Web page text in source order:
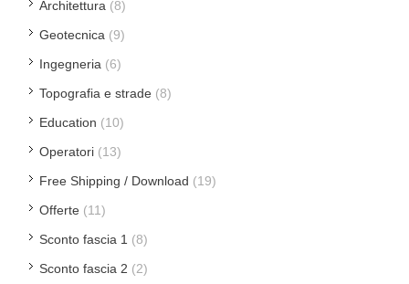
Architettura (8)
Geotecnica (9)
Ingegneria (6)
Topografia e strade (8)
Education (10)
Operatori (13)
Free Shipping / Download (19)
Offerte (11)
Sconto fascia 1 (8)
Sconto fascia 2 (2)